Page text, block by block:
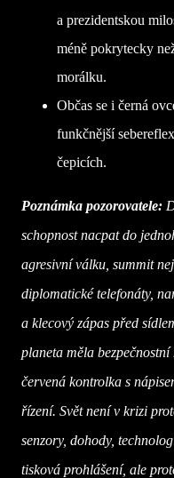
a prezidentskou
méně pokrytecky
morálku.
Občas se i černá
funkčnější
čepicích.
Poznámka pozorovatele:
schopnost nacpat do
agresivní válku, summit
diplomatické telefonáty,
a klecový zápas před
planeta měla
červená kontrolka s
řízení. Svět není v krizi
senzory, dohody,
tisková prohlášení, ale